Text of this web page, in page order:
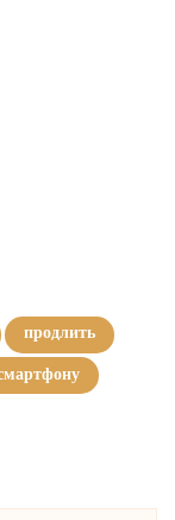
продлить